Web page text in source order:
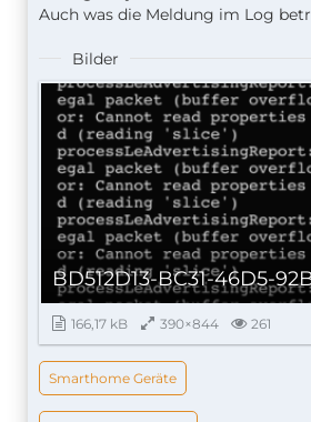
Auch was die Meldung im Log
Bilder
166,17 kB 390×844 261
Smarthome Geräte